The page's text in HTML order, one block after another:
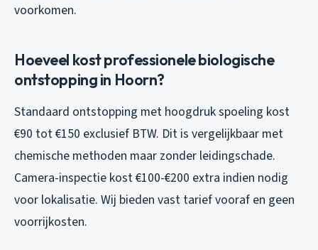
voorkomen.
Hoeveel kost professionele biologische
ontstopping in Hoorn?
Standaard ontstopping met hoogdruk spoeling kost
€90 tot €150 exclusief BTW. Dit is vergelijkbaar met
chemische methoden maar zonder leidingschade.
Camera-inspectie kost €100-€200 extra indien nodig
voor lokalisatie. Wij bieden vast tarief vooraf en geen
voorrijkosten.